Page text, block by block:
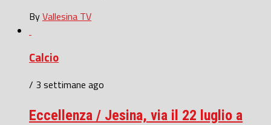
ByVallesina TV
Calcio
/ 3 settimane ago
Eccellenza / Jesina, via il 22 luglio a